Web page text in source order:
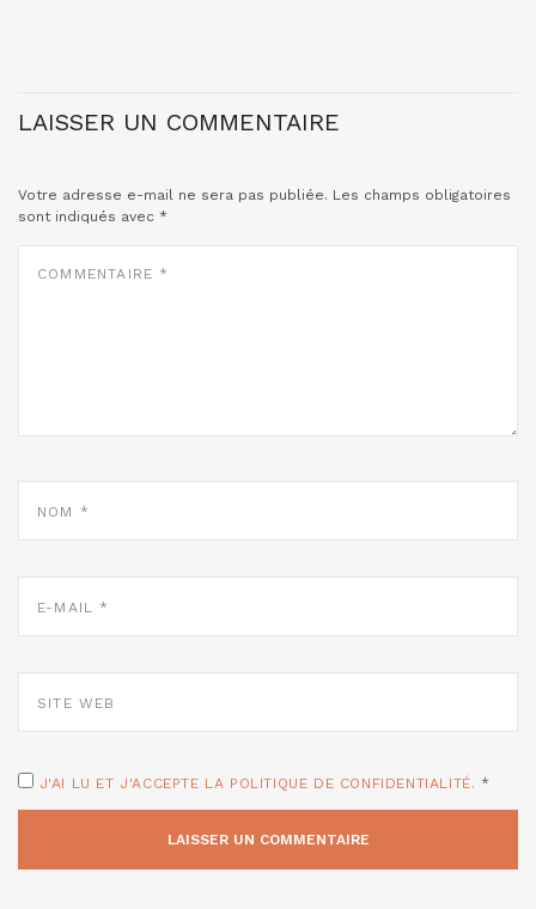
LAISSER UN COMMENTAIRE
Votre adresse e-mail ne sera pas publiée. Les champs obligatoires
sont indiqués avec *
MAIL
WEB
J'AI LU ET J'ACCEPTE LA POLITIQUE DE CONFIDENTIALITÉ. *